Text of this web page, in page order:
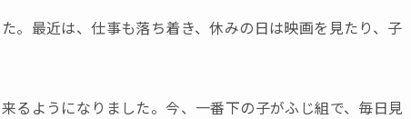
。最近は、仕事も落ち着き、休みの日は映画を見たり、子
るようになりました。今、一番下の子がふじ組で、毎日見